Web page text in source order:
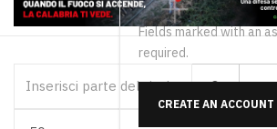
Fields marked with an
required.
CREATE AN ACCOUNT